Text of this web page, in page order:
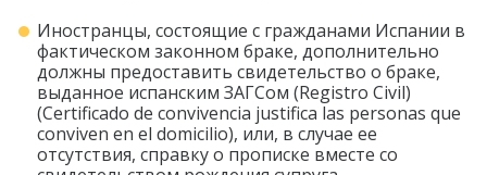
Иностранцы, состоящие с гражданами Испании в
фактическом законном браке, дополнительно
должны предоставить свидетельство о браке,
выданное испанским ЗАГСом (Registro Civil)
(Сertificado de convivencia justifica las personas que
conviven en el domicilio), или, в случае ее
отсутствия, справку о прописке вместе со